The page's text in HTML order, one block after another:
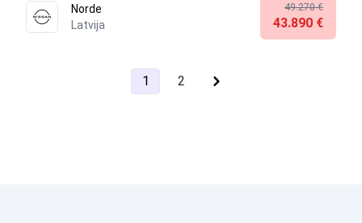
Norde
Latvija
49.270 €
43.890 €
1 2
next